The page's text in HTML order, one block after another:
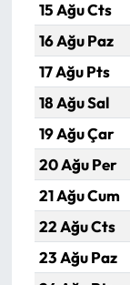
15 Ağu Cts
16 Ağu Paz
17 Ağu Pts
18 Ağu Sal
19 Ağu Çar
20 Ağu Per
21 Ağu Cum
22 Ağu Cts
23 Ağu Paz